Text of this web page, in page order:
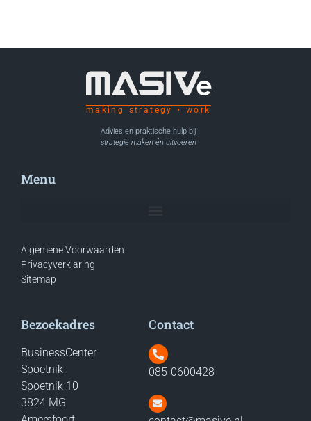
making strategy • work
Advies en praktische hulp bij
strategie maken én uitvoeren
Menu
Algemene Voorwaarden
Privacyverklaring
Sitemap
Bezoekadres
BusinessCenter
Spoetnik
Spoetnik 10
3824 MG
Contact
085-0600428